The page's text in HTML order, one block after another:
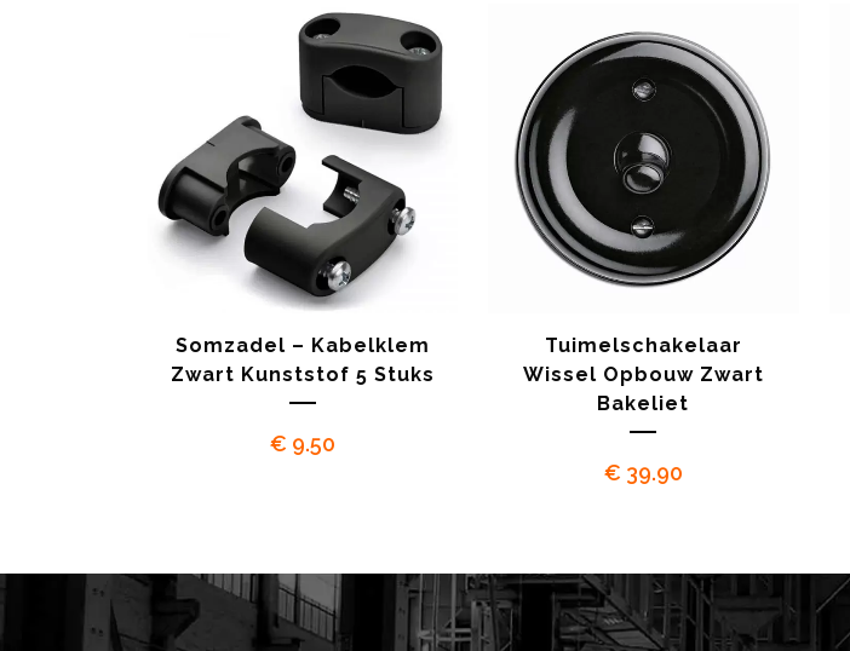
Somzadel – Kabelklem
Zwart Kunststof 5 Stuks
€ 9.50
Tuimelschakelaar
Wissel Opbouw Zwart
Bakeliet
€ 39.90